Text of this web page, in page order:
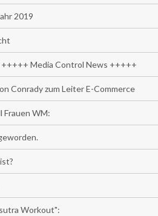
2019
Media Control News +++++
Conrady zum Leiter E-Commerce
Frauen WM:
Workout":